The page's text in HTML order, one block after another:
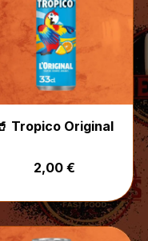
Tropico Original
2,00 €